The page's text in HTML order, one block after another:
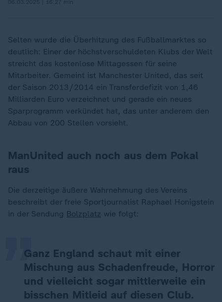
Selten wurde die Überhitzung des Fußballmarktes so
deutlich: Einer der höchstverschuldeten Klubs der Welt
streicht das kostenlose Mittagessen für seine
Mitarbeiter. Gemeint ist Manchester United, das seit
der Saison 2013/2014 ein Transferdefizit von 1,46
Milliarden Euro verzeichnet und gerade ein neues
Sparprogramm verkündet hat, das unter anderem den
Abbau von 200 Stellen vorsieht.
ManUnited auch noch aus dem Pokal
raus
Die derzeitige äußere Wahrnehmung des Vereins
beschreibt der freie Sportjournalist Raphael Honigstein
in der Sendung Bolzplatz wie folgt:
Ganz England schaut mit einer
Mischung aus Schadenfreude, Horror
und vielleicht sogar mittlerweile ein
bisschen Mitleid auf diesen Club.
„